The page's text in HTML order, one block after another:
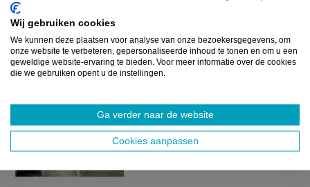
Wij gebruiken cookies
We kunnen deze plaatsen voor analyse van onze bezoekersgegevens, om
onze website te verbeteren, gepersonaliseerde inhoud te tonen en om u een
geweldige website-ervaring te bieden. Voor meer informatie over de cookies
die we gebruiken opent u de instellingen.
Ga verder naar de website
Cookies aanpassen
28 JULI 2026
VILT TEEVEE
🎥 #Veldvloggers: Tarwe